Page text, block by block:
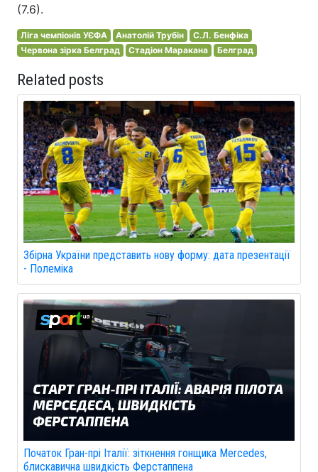
(7.6).
Ліга чемпіонів УЄФА Анатолій Трубін
С.Л. Бенфіка
Червона зірка Белград
Стадіон Маракана Белград
Related posts
Збірна України представить нову форму: дата презентації
- Полеміка
Початок Гран-прі Італії: зіткнення гонщика Mercedes,
блискавична швидкість Ферстаппена